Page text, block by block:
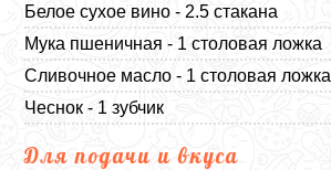
Белое сухое вино - 2.5 стакана
Мука пшеничная - 1 столовая ложка
Сливочное масло - 1 столовая ложка
Чеснок - 1 зубчик
Для подачи и вкуса